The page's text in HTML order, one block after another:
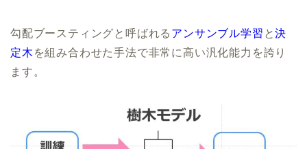
勾配ブースティングと呼ばれる アンサンブル学習 と決
定木 を組み合わせた手法で非常に高い汎化能力を誇り
ます。